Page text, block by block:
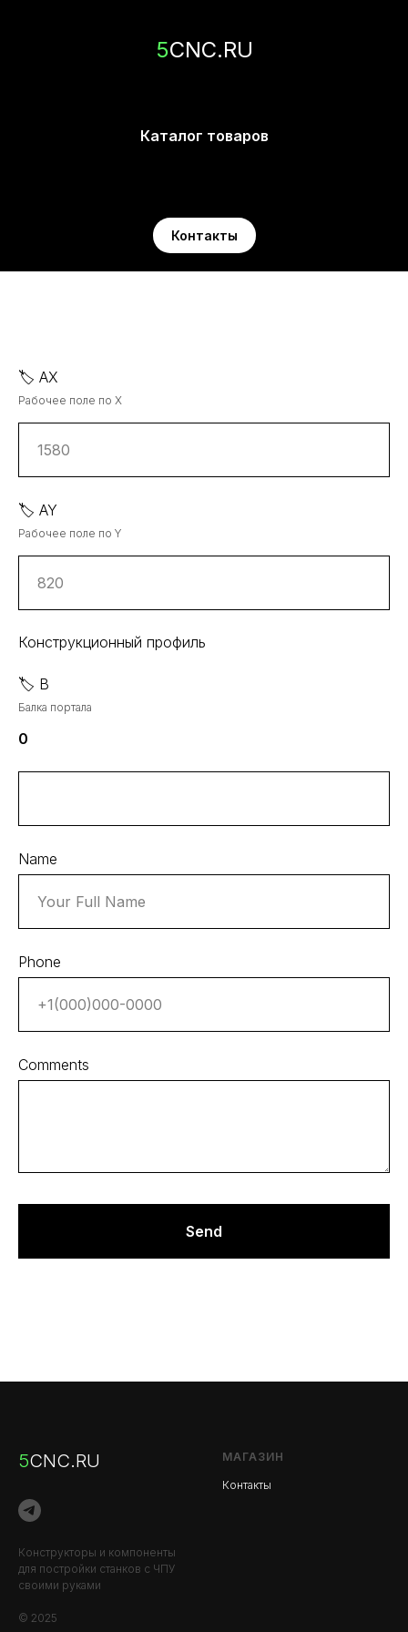
5CNC.RU
Каталог товаров
Контакты
🏷️ AX
Рабочее поле по X
🏷️ AY
Рабочее поле по Y
Конструкционный профиль
🏷️ B
Балка портала
0
Name
Phone
Comments
Send
5CNC.RU
Конструкторы и компоненты
для постройки станков с ЧПУ
своими руками
© 2025
МАГАЗИН
Контакты